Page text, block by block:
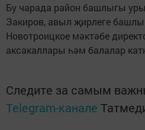
Бу чарада район башлыгы
Закиров, авыл җирлеге
Новотроицкое мәктәбе
аксакаллары һәм балалар
Следите за самым
Telegram-канале